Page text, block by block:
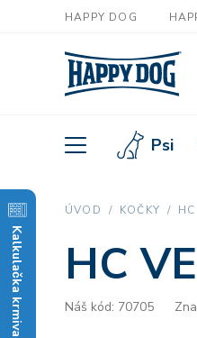
Kalkulačka krmiva
HAPPY DOG
Psi
ÚVOD KOČKY
HC
Náš kód: 70705